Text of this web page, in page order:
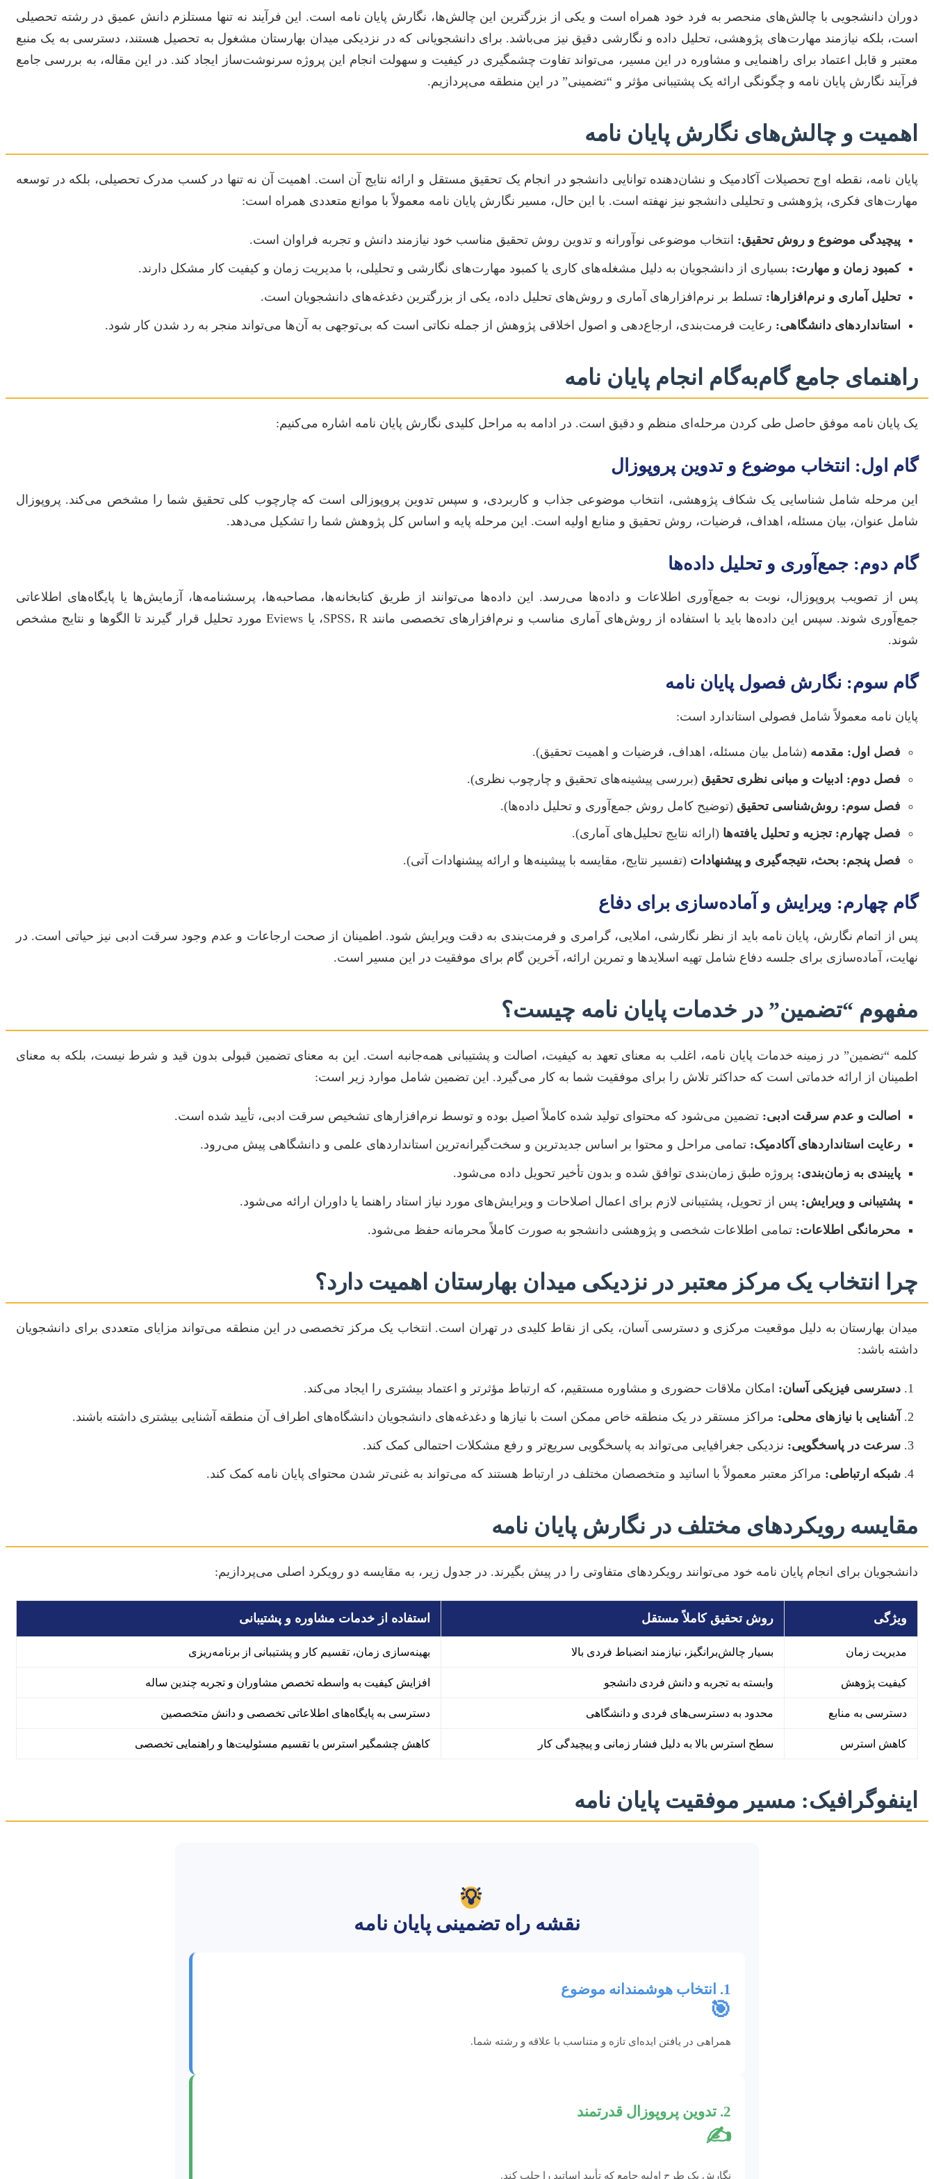
دوران دانشجویی با چالش‌های منحصر به فرد خود همراه است و یکی از بزرگترین این چالش‌ها، نگارش پایان نامه است. این فرآیند نه تنها مستلزم دانش عمیق در رشته تحصیلی
است، بلکه نیازمند مهارت‌های پژوهشی، تحلیل داده و نگارشی دقیق نیز می‌باشد. برای دانشجویانی که در نزدیکی میدان بهارستان مشغول به تحصیل هستند، دسترسی به یک منبع
معتبر و قابل اعتماد برای راهنمایی و مشاوره در این مسیر، می‌تواند تفاوت چشمگیری در کیفیت و سهولت انجام این پروژه سرنوشت‌ساز ایجاد کند. در این مقاله، به بررسی جامع
فرآیند نگارش پایان نامه و چگونگی ارائه یک پشتیبانی مؤثر و “تضمینی” در این منطقه می‌پردازیم.
اهمیت و چالش‌های نگارش پایان نامه
پایان نامه، نقطه اوج تحصیلات آکادمیک و نشان‌دهنده توانایی دانشجو در انجام یک تحقیق مستقل و ارائه نتایج آن است. اهمیت آن نه تنها در کسب مدرک تحصیلی، بلکه در توسعه
مهارت‌های فکری، پژوهشی و تحلیلی دانشجو نیز نهفته است. با این حال، مسیر نگارش پایان نامه معمولاً با موانع متعددی همراه است:
پیچیدگی موضوع و روش تحقیق: انتخاب موضوعی نوآورانه و تدوین روش تحقیق مناسب خود نیازمند دانش و تجربه فراوان است.
کمبود زمان و مهارت: بسیاری از دانشجویان به دلیل مشغله‌های کاری یا کمبود مهارت‌های نگارشی و تحلیلی، با مدیریت زمان و کیفیت کار مشکل دارند.
تحلیل آماری و نرم‌افزارها: تسلط بر نرم‌افزارهای آماری و روش‌های تحلیل داده، یکی از بزرگترین دغدغه‌های دانشجویان است.
استانداردهای دانشگاهی: رعایت فرمت‌بندی، ارجاع‌دهی و اصول اخلاقی پژوهش از جمله نکاتی است که بی‌توجهی به آن‌ها می‌تواند منجر به رد شدن کار شود.
راهنمای جامع گام‌به‌گام انجام پایان نامه
یک پایان نامه موفق حاصل طی کردن مرحله‌ای منظم و دقیق است. در ادامه به مراحل کلیدی نگارش پایان نامه اشاره می‌کنیم:
گام اول: انتخاب موضوع و تدوین پروپوزال
این مرحله شامل شناسایی یک شکاف پژوهشی، انتخاب موضوعی جذاب و کاربردی، و سپس تدوین پروپوزالی است که چارچوب کلی تحقیق شما را مشخص می‌کند. پروپوزال
شامل عنوان، بیان مسئله، اهداف، فرضیات، روش تحقیق و منابع اولیه است. این مرحله پایه و اساس کل پژوهش شما را تشکیل می‌دهد.
گام دوم: جمع‌آوری و تحلیل داده‌ها
پس از تصویب پروپوزال، نوبت به جمع‌آوری اطلاعات و داده‌ها می‌رسد. این داده‌ها می‌توانند از طریق کتابخانه‌ها، مصاحبه‌ها، پرسشنامه‌ها، آزمایش‌ها یا پایگاه‌های اطلاعاتی
جمع‌آوری شوند. سپس این داده‌ها باید با استفاده از روش‌های آماری مناسب و نرم‌افزارهای تخصصی مانند SPSS، R، یا Eviews مورد تحلیل قرار گیرند تا الگوها و نتایج مشخص
شوند.
گام سوم: نگارش فصول پایان نامه
پایان نامه معمولاً شامل فصولی استاندارد است:
فصل اول: مقدمه (شامل بیان مسئله، اهداف، فرضیات و اهمیت تحقیق).
فصل دوم: ادبیات و مبانی نظری تحقیق (بررسی پیشینه‌های تحقیق و چارچوب نظری).
فصل سوم: روش‌شناسی تحقیق (توضیح کامل روش جمع‌آوری و تحلیل داده‌ها).
فصل چهارم: تجزیه و تحلیل یافته‌ها (ارائه نتایج تحلیل‌های آماری).
فصل پنجم: بحث، نتیجه‌گیری و پیشنهادات (تفسیر نتایج، مقایسه با پیشینه‌ها و ارائه پیشنهادات آتی).
گام چهارم: ویرایش و آماده‌سازی برای دفاع
پس از اتمام نگارش، پایان نامه باید از نظر نگارشی، املایی، گرامری و فرمت‌بندی به دقت ویرایش شود. اطمینان از صحت ارجاعات و عدم وجود سرقت ادبی نیز حیاتی است. در
نهایت، آماده‌سازی برای جلسه دفاع شامل تهیه اسلایدها و تمرین ارائه، آخرین گام برای موفقیت در این مسیر است.
مفهوم “تضمین” در خدمات پایان نامه چیست؟
کلمه “تضمین” در زمینه خدمات پایان نامه، اغلب به معنای تعهد به کیفیت، اصالت و پشتیبانی همه‌جانبه است. این به معنای تضمین قبولی بدون قید و شرط نیست، بلکه به معنای
اطمینان از ارائه خدماتی است که حداکثر تلاش را برای موفقیت شما به کار می‌گیرد. این تضمین شامل موارد زیر است:
اصالت و عدم سرقت ادبی: تضمین می‌شود که محتوای تولید شده کاملاً اصیل بوده و توسط نرم‌افزارهای تشخیص سرقت ادبی، تأیید شده است.
رعایت استانداردهای آکادمیک: تمامی مراحل و محتوا بر اساس جدیدترین و سخت‌گیرانه‌ترین استانداردهای علمی و دانشگاهی پیش می‌رود.
پایبندی به زمان‌بندی: پروژه طبق زمان‌بندی توافق شده و بدون تأخیر تحویل داده می‌شود.
پشتیبانی و ویرایش: پس از تحویل، پشتیبانی لازم برای اعمال اصلاحات و ویرایش‌های مورد نیاز استاد راهنما یا داوران ارائه می‌شود.
محرمانگی اطلاعات: تمامی اطلاعات شخصی و پژوهشی دانشجو به صورت کاملاً محرمانه حفظ می‌شود.
چرا انتخاب یک مرکز معتبر در نزدیکی میدان بهارستان اهمیت دارد؟
میدان بهارستان به دلیل موقعیت مرکزی و دسترسی آسان، یکی از نقاط کلیدی در تهران است. انتخاب یک مرکز تخصصی در این منطقه می‌تواند مزایای متعددی برای دانشجویان
داشته باشد:
دسترسی فیزیکی آسان: امکان ملاقات حضوری و مشاوره مستقیم، که ارتباط مؤثرتر و اعتماد بیشتری را ایجاد می‌کند.
آشنایی با نیازهای محلی: مراکز مستقر در یک منطقه خاص ممکن است با نیازها و دغدغه‌های دانشجویان دانشگاه‌های اطراف آن منطقه آشنایی بیشتری داشته باشند.
سرعت در پاسخگویی: نزدیکی جغرافیایی می‌تواند به پاسخگویی سریع‌تر و رفع مشکلات احتمالی کمک کند.
شبکه ارتباطی: مراکز معتبر معمولاً با اساتید و متخصصان مختلف در ارتباط هستند که می‌تواند به غنی‌تر شدن محتوای پایان نامه کمک کند.
مقایسه رویکردهای مختلف در نگارش پایان نامه
دانشجویان برای انجام پایان نامه خود می‌توانند رویکردهای متفاوتی را در پیش بگیرند. در جدول زیر، به مقایسه دو رویکرد اصلی می‌پردازیم:
ویژگی روش تحقیق کاملاً مستقل استفاده از خدمات مشاوره و پشتیبانی
مدیریت زمان بسیار چالش‌برانگیز، نیازمند انضباط فردی بالا بهینه‌سازی زمان، تقسیم کار و پشتیبانی از برنامه‌ریزی
کیفیت پژوهش وابسته به تجربه و دانش فردی دانشجو افزایش کیفیت به واسطه تخصص مشاوران و تجربه چندین ساله
دسترسی به منابع محدود به دسترسی‌های فردی و دانشگاهی دسترسی به پایگاه‌های اطلاعاتی تخصصی و دانش متخصصین
کاهش استرس سطح استرس بالا به دلیل فشار زمانی و پیچیدگی کار کاهش چشمگیر استرس با تقسیم مسئولیت‌ها و راهنمایی تخصصی
اینفوگرافیک: مسیر موفقیت پایان نامه
💡
نقشه راه تضمینی پایان نامه
1. انتخاب هوشمندانه موضوع
🎯
همراهی در یافتن ایده‌ای تازه و متناسب با علاقه و رشته شما.
2. تدوین پروپوزال قدرتمند
✍️
نگارش یک طرح اولیه جامع که تأیید اساتید را جلب کند.